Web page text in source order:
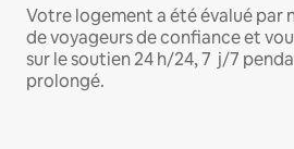
Votre logement a été évalué par
de voyageurs de confiance et
sur le soutien 24 h/24, 7 j/7
prolongé.